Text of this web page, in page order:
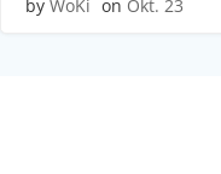
by WoKi on Okt. 23